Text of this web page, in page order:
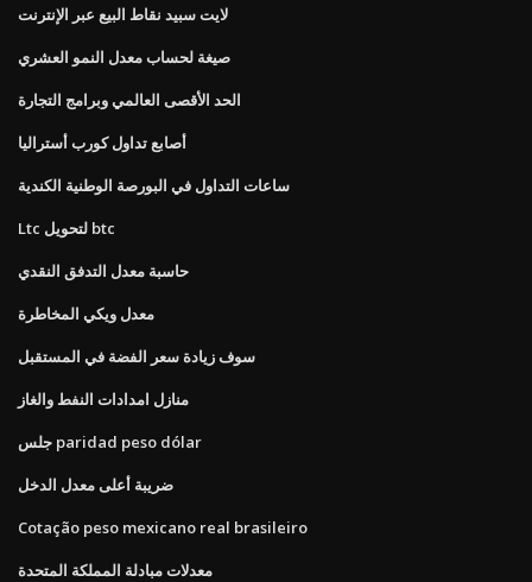
لايت سبيد نقاط البيع عبر الإنترنت
صيغة لحساب معدل النمو العشري
الحد الأقصى العالمي وبرامج التجارة
أصابع تداول كورب أستراليا
ساعات التداول في البورصة الوطنية الكندية
Ltc لتحويل btc
حاسبة معدل التدفق النقدي
معدل ويكي المخاطرة
سوف زيادة سعر الفضة في المستقبل
منازل امدادات النفط والغاز
جلس paridad peso dólar
ضريبة أعلى معدل الدخل
Cotação peso mexicano real brasileiro
معدلات مبادلة المملكة المتحدة